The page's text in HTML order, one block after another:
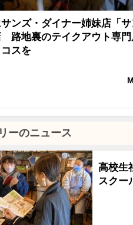
ンズ・ダイナー姉妹店「
路地裏のテイクアウト専門
スを
ーのニュース
高校生
スクー